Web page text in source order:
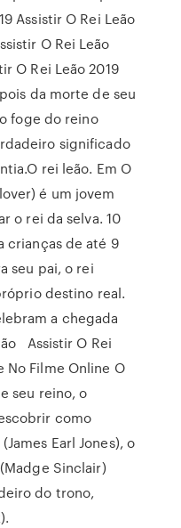
Assistir O Rei Leão
O Rei Leão
O Rei Leão 2019
da morte de seu
foge do reino
significado
rei leão. Em O
é um jovem
o rei da selva. 10
crianças de até 9
seu pai, o rei
destino real.
a chegada
Assistir O Rei
No Filme Online O
seu reino, o
como
Earl Jones), o
Sinclair)
do trono,